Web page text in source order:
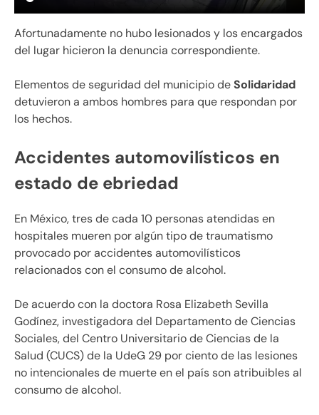
Afortunadamente no hubo lesionados y los encargados
del lugar hicieron la denuncia correspondiente.
Elementos de seguridad del municipio deSolidaridad
detuvieron a ambos hombres para que respondan por
los hechos.
Accidentes automovilísticos en
estado de ebriedad
En México, tres de cada 10 personas atendidas en
hospitales mueren por algún tipo de traumatismo
provocado por accidentes automovilísticos
relacionados con el consumo de alcohol.
De acuerdo con la doctora Rosa Elizabeth Sevilla
Godínez, investigadora del Departamento de Ciencias
Sociales, del Centro Universitario de Ciencias de la
Salud (CUCS) de la UdeG 29 por ciento de las lesiones
no intencionales de muerte en el país son atribuibles al
consumo de alcohol.